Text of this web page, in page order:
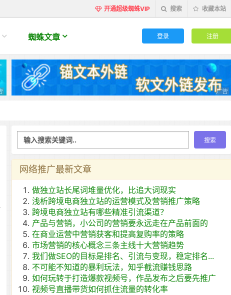
开通超级蜘蛛VIP 搜索 收藏本站
蜘蛛文章 登录 注册
网络推广最新文章
做独立站长尾词堆量优化，比追大词现实
浅析跨境电商独立站的运营模式及营销推广策略
跨境电商独立站有哪些精准引流渠道？
产品与营销，小公司的营销要永远走在产品前面的
在商业运营中营销获客和提高复购率的策略
市场营销的核心概念三条主线十大营销趋势
我们做SEO的目标是排名、引流与变现，稳定排名...
不可能不知道的暴利玩法，知乎截流赚钱思路
如何玩转于打造爆款视频号，作品发布之后要先推广
视频号直播带货如何抓住流量的转化率